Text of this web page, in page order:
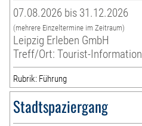
07.08.2026 bis 31.12.2026
(mehrere Einzeltermine im Zeitraum)
Leipzig Erleben GmbH
Treff/Ort: Tourist-Information
Rubrik: Führung
Stadtspaziergang